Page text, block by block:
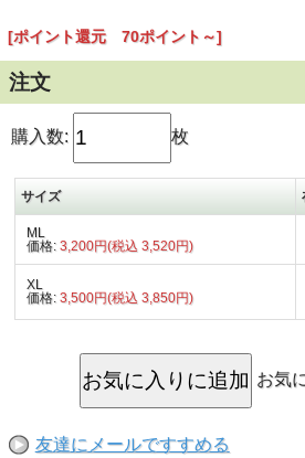
です！
MLサイズはMサイズを中心にした一
ーなサイズ感。XLサイズはその名の
られる方用の作りになっています。
とにかく国産品ではなかなかだせな
特にステージ映えもバツグンな鮮や
ら肩ボディにかけてスタイリッシュ
レタパ柄はステキのひとことです。
ざっくり着られて、こんな洗練され
ズやレギンス、ガウチョとあわせる
ッシュな大人感が完成しちゃいます
フラのレッスンはもちろん、普段着
ちゃう優秀な1着。これでこのお値段
す♪
[ポイント還元 70ポイント～]
注文
購入数: 枚
サイズ
ML
価格:3,200円(税込 3,520円)
XL
価格:3,500円(税込 3,850円)
お気
友達にメールですすめる